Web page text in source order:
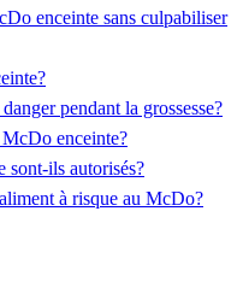
enceinte sans culpabiliser
pendant la grossesse?
McDo enceinte?
sont-ils autorisés?
à risque au McDo?